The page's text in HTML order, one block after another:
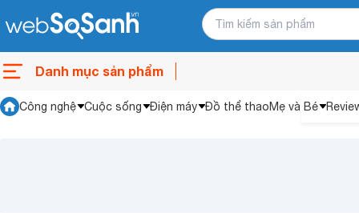
Danh mục sản phẩm
Công nghệ Cuộc sống Điện máy Đồ thể thaoMẹ và Bé